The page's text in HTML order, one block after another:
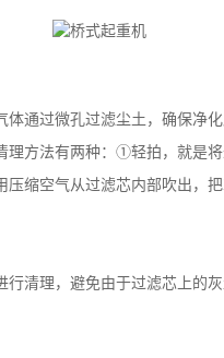
通过微孔过滤尘土，确保净
方法有两种：①轻拍，就是
缩空气从过滤芯内部吹出，
清理，避免由于过滤芯上的